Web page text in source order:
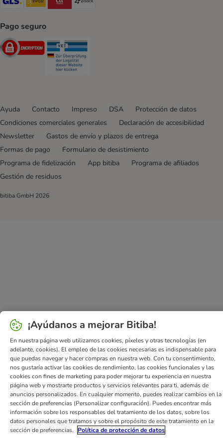
Pago seguro
Security
Ayuda Contacto Impreso DSA
Protección de datos
Condiciones comerciales generales
Declaración de accesibilidad
Newsletter
Gastos de envío y plazos de entrega
Formas de pago
Formulario de desistimiento
Programa de fidelización
App bitiba
Programa de afiliados
Gestión de residuos
bitiba GmbH 2026
¡Ayúdanos a mejorar Bitiba!
En nuestra página web utilizamos cookies, píxeles y otras tecnologías (en
adelante, cookies). El empleo de las cookies necesarias es indispensable para
que puedas navegar y hacer compras en nuestra web. Con tu consentimiento,
nos gustaría activar las cookies de rendimiento, las cookies funcionales y las
cookies con fines de marketing para poder mejorar tu experiencia en nuestra
página web y mostrarte productos y servicios relevantes para ti, además de
anuncios personalizados. En cualquier momento, puedes realizar cambios en la
sección de preferencias (Personalizar configuración). Puedes encontrar más
información sobre los responsables del tratamiento de los datos, sobre los
datos personales que tratamos y sobre el propósito de este tratamiento en la
sección de preferencias.
Política de protección de datos